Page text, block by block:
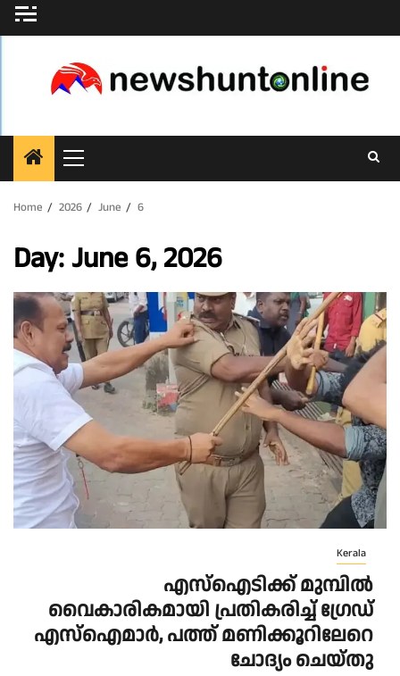
Skip
to
Primary
Menu
Home
2026 June 6
Day:June 6, 2026
Kerala
എസ്ഐടിക്ക് മുമ്പിൽ
വൈകാരികമായി പ്രതികരിച്ച് ഗ്രേഡ്
എസ്ഐമാർ, പത്ത് മണിക്കൂറിലേറെ
ചോദ്യം ചെയ്തു